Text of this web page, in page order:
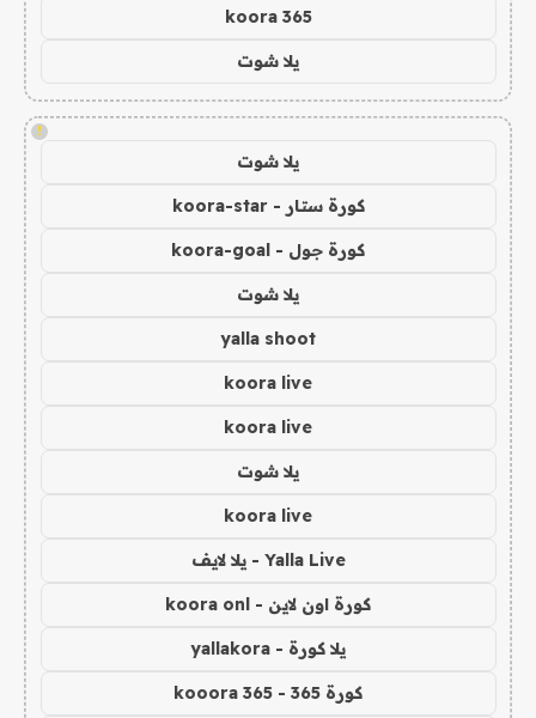
koora 365
يلا شوت
!
يلا شوت
كورة ستار - koora-star
كورة جول - koora-goal
يلا شوت
yalla shoot
koora live
koora live
يلا شوت
koora live
Yalla Live - يلا لايف
كورة اون لاين - koora onl
يلا كورة - yallakora
كورة 365 - kooora 365